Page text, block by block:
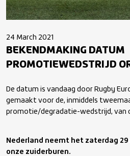
24 March 2021
BEKENDMAKING DATUM
PROMOTIEWEDSTRIJD
De datum is vandaag door Rugby
gemaakt voor de, inmiddels
promotie/degradatie-wedstrijd, van
Nederland neemt het zaterdag
onze zuiderburen.